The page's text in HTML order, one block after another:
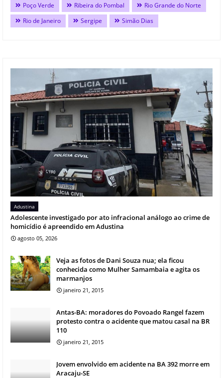
Poço Verde
Ribeira do Pombal
Rio Grande do Norte
Rio de Janeiro
Sergipe Simão Dias
Adustina
Adolescente investigado por ato infracional análogo ao crime de
homicídio é apreendido em Adustina
agosto 05, 2026
Veja as fotos de Dani Souza nua; ela ficou
conhecida como Mulher Samambaia e agita os
marmanjos
janeiro 21, 2015
Antas-BA: moradores do Povoado Rangel fazem
protesto contra o acidente que matou casal na BR
110
janeiro 21, 2015
Jovem envolvido em acidente na BA 392 morre em
Aracaju-SE